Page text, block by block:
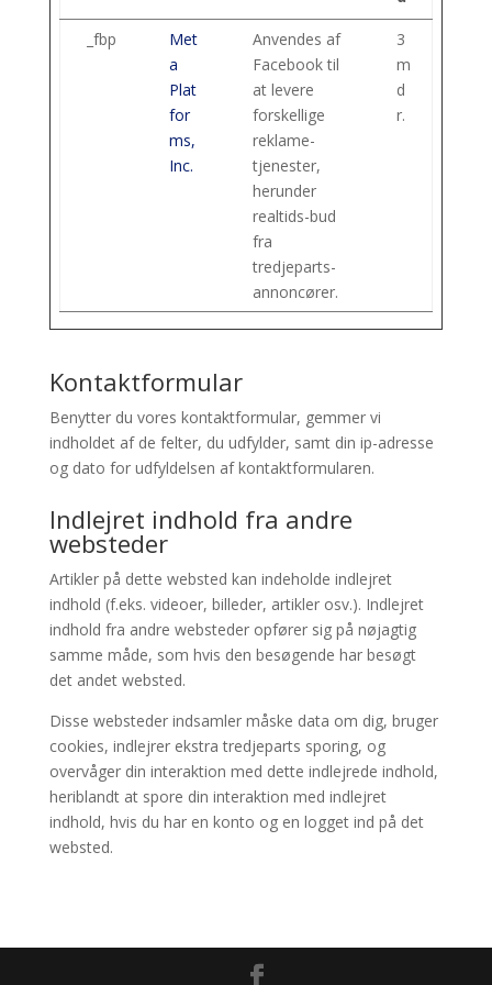
_fbp
Met
a
Plat
for
ms,
Inc.
Anvendes af
Facebook til
at levere
forskellige
reklame-
tjenester,
herunder
realtids-bud
fra
tredjeparts-
annoncører.
3
m
d
r.
Kontaktformular
Benytter du vores kontaktformular, gemmer vi
indholdet af de felter, du udfylder, samt din ip-adresse
og dato for udfyldelsen af kontaktformularen.
Indlejret indhold fra andre
websteder
Artikler på dette websted kan indeholde indlejret
indhold (f.eks. videoer, billeder, artikler osv.). Indlejret
indhold fra andre websteder opfører sig på nøjagtig
samme måde, som hvis den besøgende har besøgt
det andet websted.
Disse websteder indsamler måske data om dig, bruger
cookies, indlejrer ekstra tredjeparts sporing, og
overvåger din interaktion med dette indlejrede indhold,
heriblandt at spore din interaktion med indlejret
indhold, hvis du har en konto og en logget ind på det
websted.